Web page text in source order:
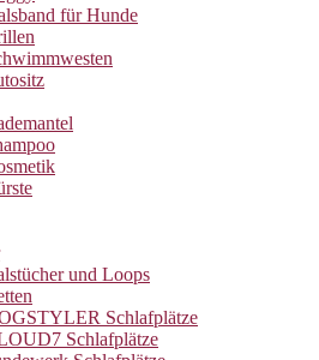
für Hunde
und Loops
Schlafplätze
Schlafplätze